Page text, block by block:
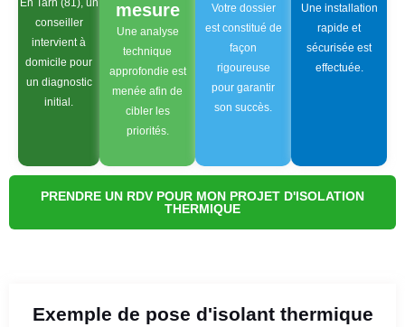
En Tarn (81), un
conseiller
intervient à
domicile pour
un diagnostic
initial.
mesure
Une analyse
technique
approfondie est
menée afin de
cibler les
priorités.
Votre dossier
est constitué de
façon
rigoureuse
pour garantir
son succès.
Une installation
rapide et
sécurisée est
effectuée.
PRENDRE UN RDV POUR MON PROJET D'ISOLATION
THERMIQUE
Exemple de pose d'isolant thermique